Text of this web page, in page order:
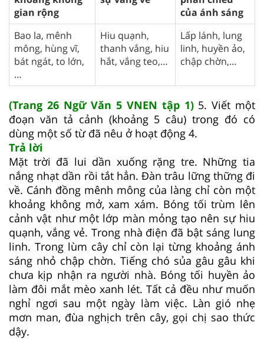
gian rộng
của ánh sáng
Bao la, mênh
mông, hùng vĩ,
bát ngát, to lớn,
…
Hiu quạnh,
thanh vắng, hiu
hắt, vắng teo,…
Lấp lánh, lung
linh, huyền ảo,
chập chờn,…
(Trang 26 Ngữ Văn 5 VNEN tập 1)5. Viết một
đoạn văn tả cảnh (khoảng 5 câu) trong đó có
dùng một số từ đã nêu ở hoạt động 4.
Trả lời
Mặt trời đã lui dần xuống rặng tre. Những tia
nắng nhạt dần rồi tắt hẳn. Đàn trâu lững thững đi
về. Cánh đồng mênh mông của làng chỉ còn một
khoảng không mở, xam xám. Bóng tối trùm lên
cảnh vật như một lớp màn mỏng tạo nên sự hiu
quạnh, vắng vẻ. Trong nhà điện đã bật sáng lung
linh. Trong lùm cây chỉ còn lại từng khoảng ánh
sáng nhỏ chập chờn. Tiếng chó sủa gâu gâu khi
chưa kịp nhận ra người nhà. Bóng tối huyền ảo
làm đôi mắt mèo xanh lét. Tất cả đều như muốn
nghỉ ngơi sau một ngày làm việc. Làn gió nhẹ
mơn man, đùa nghịch trên cây, gọi chị sao thức
dậy.